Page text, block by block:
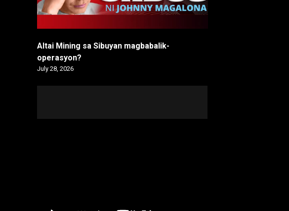
Altai Mining sa Sibuyan magbabalik-
operasyon?
July 28, 2026